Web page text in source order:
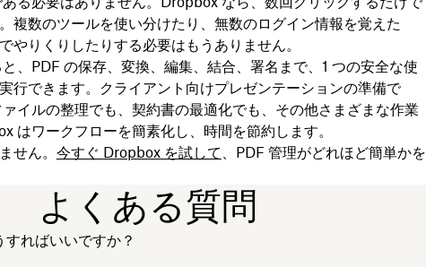
複数のツールを使い分けたり、無数のログイン情報を覚えた
やりくりしたりする必要はもうありません。
、PDF の保存、変換、編集、結合、署名まで、1 つの安全な使
行できます。クライアント向けプレゼンテーションの準備で
イルの整理でも、契約書の最適化でも、その他さまざまな作業
はワークフローを簡素化し、時間を節約します。
せん。 今すぐ Dropbox を試して 、PDF 管理がどれほど簡単かを
よくある質問
ればいいですか？